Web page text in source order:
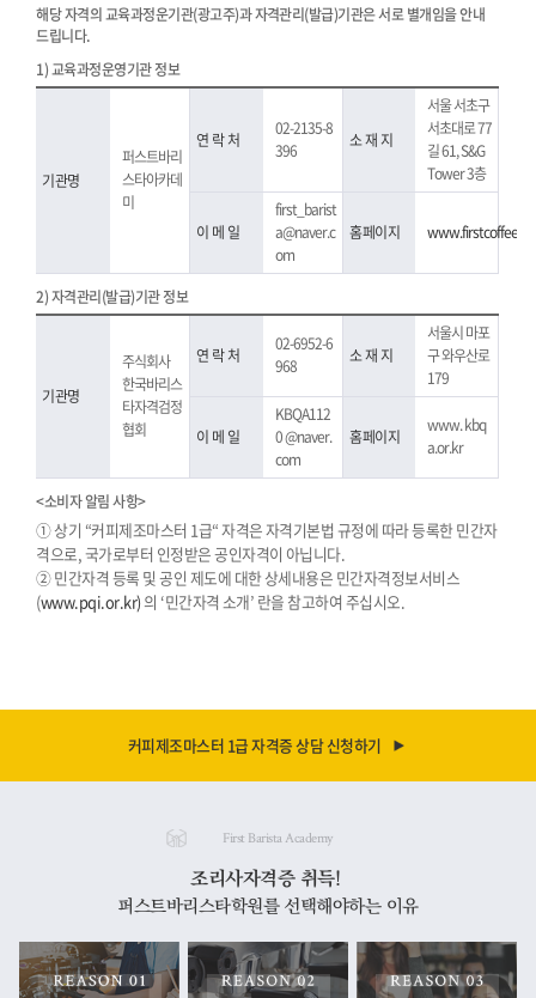
해당 자격의 교육과정운기관(광고주)과 자격관리(발급)기관은 서로 별개임을 안내
드립니다.
1) 교육과정운영기관 정보
기관명
퍼스트바리
스타아카데
미
연 락 처
02-2135-8
396
소 재 지
서울 서초구
서초대로 77
길 61, S&G
Tower 3층
이 메 일
first_barist
a@naver.c
om
홈페이지
2) 자격관리(발급)기관 정보
기관명
주식회사
한국바리스
타자격검정
협회
연 락 처
02-6952-6
968
소 재 지
서울시 마포
구 와우산로
179
이 메 일
KBQA112
0 @naver.
com
홈페이지
www. kbq
a.or.kr
<소비자 알림 사항>
① 상기 “커피제조마스터 1급“ 자격은 자격기본법 규정에 따라 등록한 민간자
격으로, 국가로부터 인정받은 공인자격이 아닙니다.
② 민간자격 등록 및 공인 제도에 대한 상세내용은 민간자격정보서비스
(www.pqi.or.kr)의 ‘민간자격 소개’ 란을 참고하여 주십시오.
커피제조마스터 1급 자격증 상담 신청하기
First Barista Academy
조리사자격증 취득!
퍼스트바리스타학원를 선택해야하는 이유